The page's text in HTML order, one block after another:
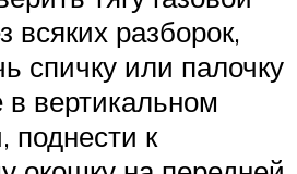
всяких разборок,
спичку или палочку
вертикальном
поднести к